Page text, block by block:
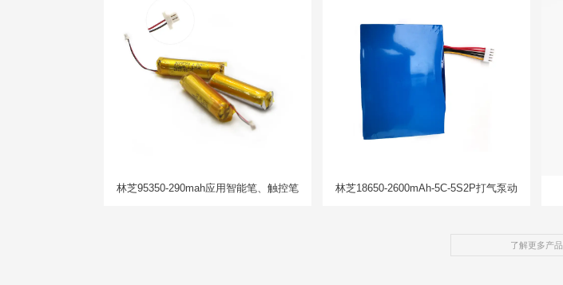
林芝95350-290mah应用智能笔、触控笔
林芝18650-2600mAh-5C-5S2P打气泵动
了解更多产品